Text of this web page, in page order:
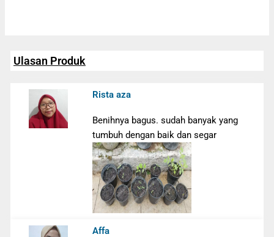
Ulasan Produk
Rista aza
Benihnya bagus. sudah banyak yang
tumbuh dengan baik dan segar
Affa